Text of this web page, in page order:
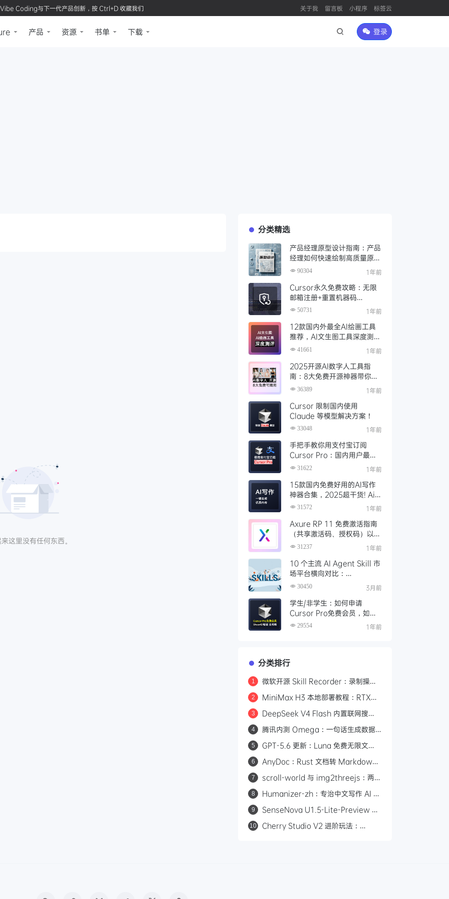
Coding与下一代产品创新，按 Ctrl+D 收藏我们 关于我 留言板 小程序 标签云
产品 资源 书单 下载 登录
这里没有任何东西。
分类精选
产品经理原型设计指南：产品
经理如何快速绘制高质量原
型？（附步骤与资源）
90304 1年前
Cursor永久免费攻略：无限
邮箱注册+重置机器码
+Cursor试用期重置工具实现
50731 1年前
12款国内外最全AI绘画工具
推荐，AI文生图工具深度测评
与场景化对比
41661 1年前
2025开源AI数字人工具指
南：8大免费开源神器带你免
费解锁可商用的AI数字人
36389 1年前
Cursor 限制国内使用
Claude 等模型解决方案！
33048 1年前
手把手教你用支付宝订阅
Cursor Pro：国内用户最全
开通教程（附取消自动扣费）
31622 1年前
15款国内免费好用的AI写作
神器合集，2025超干货! Ai
写作工具推荐，支持论文长文
31572 1年前
Axure RP 11 免费激活指南
（共享激活码、授权码）以及
永久激活方法分享
31237 1年前
10 个主流 AI Agent Skill 市
场平台横向对比：
Clawhub、Skillsmp、
30450 3月前
学生/非学生：如何申请
Cursor Pro免费会员，如何
通过SheerID验证快速激活全
29554 1年前
分类排行
1
微软开源 Skill Recorder：录制操作
2
MiniMax H3 本地部署教程：RTX
3
DeepSeek V4 Flash 内置联网搜
web_search，Codex 可直接调用
4
腾讯内测 Omega：一句话生成数据
5
GPT-5.6 更新：Luna 免费无限文
6
AnyDoc：Rust 文档转 Markdown
7
scroll-world 与 img2threejs：两个
做网页和 3D 模型
8
Humanizer-zh：专治中文写作 AI 味
9
SenseNova U1.5-Lite-Preview 开
4K 图像生成与编辑
10
Cherry Studio V2 进阶玩法：